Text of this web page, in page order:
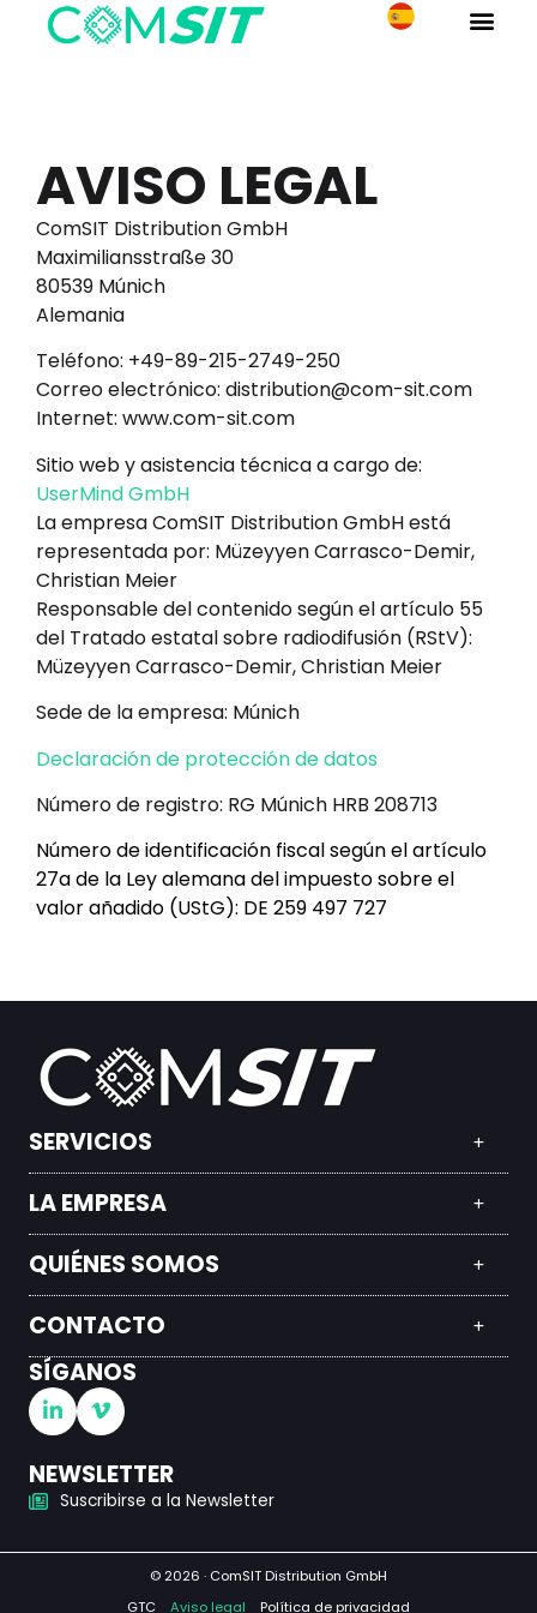
AVISO LEGAL
ComSIT Distribution GmbH
Maximiliansstraße 30
80539 Múnich
Alemania
Teléfono: +49-89-215-2749-250
Correo electrónico: distribution@com-sit.com
Internet: www.com-sit.com
Sitio web y asistencia técnica a cargo de:
UserMind GmbH
La empresa ComSIT Distribution GmbH está
representada por: Müzeyyen Carrasco-Demir,
Christian Meier
Responsable del contenido según el artículo 55
del Tratado estatal sobre radiodifusión (RStV):
Müzeyyen Carrasco-Demir, Christian Meier
Sede de la empresa: Múnich
Declaración de protección de datos
Número de registro: RG Múnich HRB 208713
Número de identificación fiscal según el artículo
27a de la Ley alemana del impuesto sobre el
valor añadido (UStG): DE 259 497 727
SERVICIOS
LA EMPRESA
QUIÉNES SOMOS
CONTACTO
SÍGANOS
NEWSLETTER
Suscribirse a la Newsletter
© 2026 · ComSIT Distribution GmbH
GTC
Aviso legal Política de privacidad